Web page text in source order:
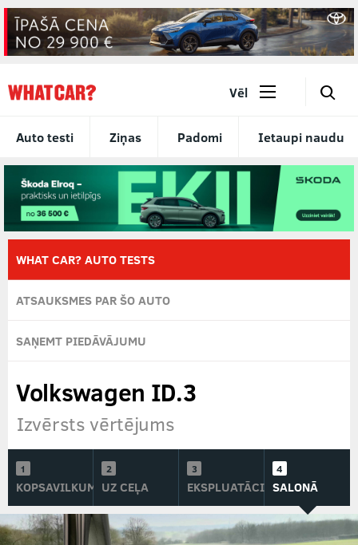
Auto testi Ziņas Padomi Ietaupi naudu
Vēl 🔎
WHAT CAR? AUTO TESTS
ATSAUKSMES PAR ŠO AUTO
SAŅEMT PIEDĀVĀJUMU
Volkswagen ID.3
Izvērsts vērtējums
KOPSAVILKUMSUZ CEĻA EKSPLUATĀCIJĀSALONĀ